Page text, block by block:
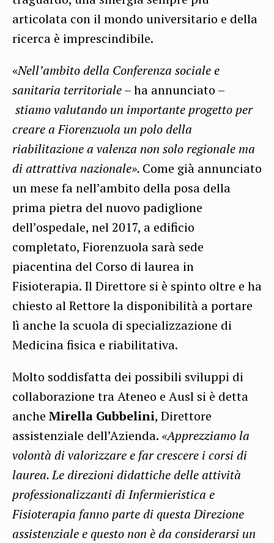
articolata con il mondo universitario e della
ricerca è imprescindibile.
«Nell’ambito della Conferenza sociale e
sanitaria territoriale– ha annunciato –
stiamo valutando un importante progetto per
creare a Fiorenzuola un polo della
riabilitazione a valenza non solo regionale ma
di attrattiva nazionale». Come già annunciato
un mese fa nell’ambito della posa della
prima pietra del nuovo padiglione
dell’ospedale, nel 2017, a edificio
completato, Fiorenzuola sarà sede
piacentina del Corso di laurea in
Fisioterapia. Il Direttore si è spinto oltre e ha
chiesto al Rettore la disponibilità a portare
lì anche la scuola di specializzazione di
Medicina fisica e riabilitativa.
Molto soddisfatta dei possibili sviluppi di
collaborazione tra Ateneo e Ausl si è detta
anche Mirella Gubbelini, Direttore
assistenziale dell’Azienda. «Apprezziamo la
volontà di valorizzare e far crescere i corsi di
laurea. Le direzioni didattiche delle attività
professionalizzanti di Infermieristica e
Fisioterapia fanno parte di questa Direzione
assistenziale e questo non è da considerarsi un